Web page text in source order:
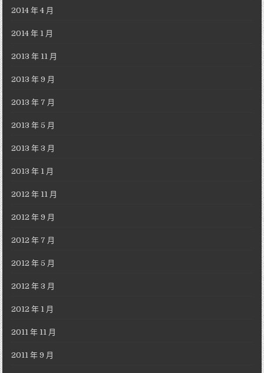
2014 年 4 月
2014 年 1 月
2013 年 11 月
2013 年 9 月
2013 年 7 月
2013 年 5 月
2013 年 3 月
2013 年 1 月
2012 年 11 月
2012 年 9 月
2012 年 7 月
2012 年 5 月
2012 年 3 月
2012 年 1 月
2011 年 11 月
2011 年 9 月